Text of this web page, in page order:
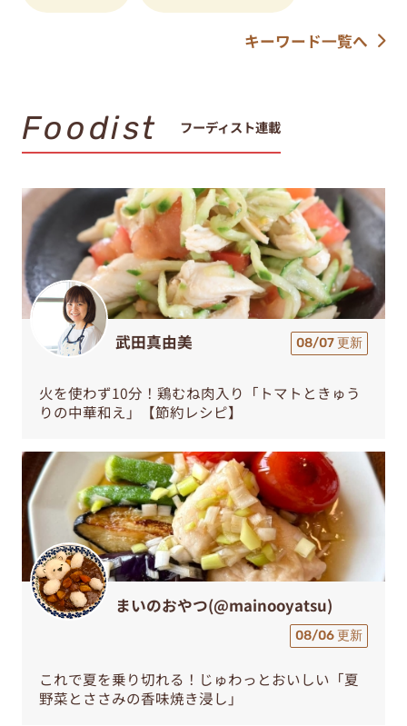
キーワード一覧へ
Foodist フーディスト連載
武田真由美 08/07 更新
火を使わず10分！鶏むね肉入り「トマトときゅう
りの中華和え」【節約レシピ】
まいのおやつ(@mainooyatsu)
08/06 更新
これで夏を乗り切れる！じゅわっとおいしい「夏
野菜とささみの香味焼き浸し」